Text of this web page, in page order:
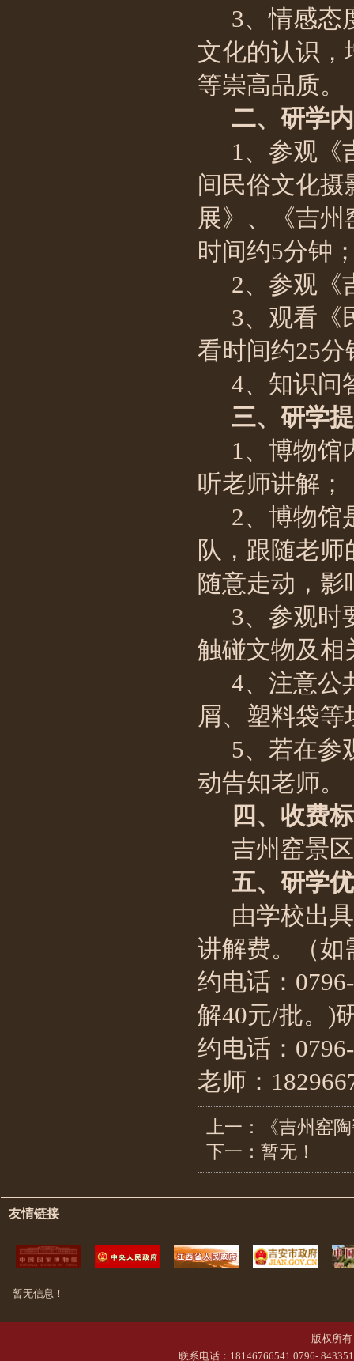
3、情感态
文化的认识，
等崇高品质。
二、研学
1、 参观《
间民俗文化摄
展》、
《吉
时间约5分钟
2、参观《
3、观看
看时间约25分
4、知识问
三、研学
1、博物馆
听老师讲解；
2、博物馆
队，跟随老
随意走动，影
3、参观时
触碰文物及相
4、注意公
屑、塑料袋
5、若在参
动告知老师。
四、收费
吉州窑景
五、研学
由学校出
讲解费。（如
约电话：
解40元/批。)
约电话：
老师：
上一：
《吉州窑
下一：暂无！
友情链接
暂无信息！
版权所
联系电话：18146766541 0796-